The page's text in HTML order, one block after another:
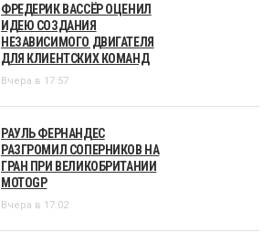
ФРЕДЕРИК ВАССЁР ОЦЕНИЛ
ИДЕЮ СОЗДАНИЯ
НЕЗАВИСИМОГО ДВИГАТЕЛЯ
ДЛЯ КЛИЕНТСКИХ КОМАНД
Вчера в 17:57
РАУЛЬ ФЕРНАНДЕС
РАЗГРОМИЛ СОПЕРНИКОВ НА
ГРАН ПРИ ВЕЛИКОБРИТАНИИ
MOTOGP
Вчера в 17:02